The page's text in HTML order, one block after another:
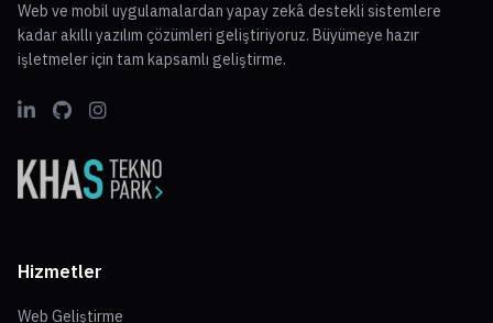
Web ve mobil uygulamalardan yapay zekâ destekli sistemlere
kadar akıllı yazılım çözümleri geliştiriyoruz. Büyümeye hazır
işletmeler için tam kapsamlı geliştirme.
Hizmetler
Web Geliştirme